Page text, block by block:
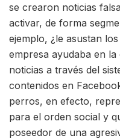
se crearon noticias
activar, de forma
ejemplo, ¿le asustan
empresa ayudaba en
noticias a través del
contenidos en
perros, en efecto,
para el orden social y
poseedor de una